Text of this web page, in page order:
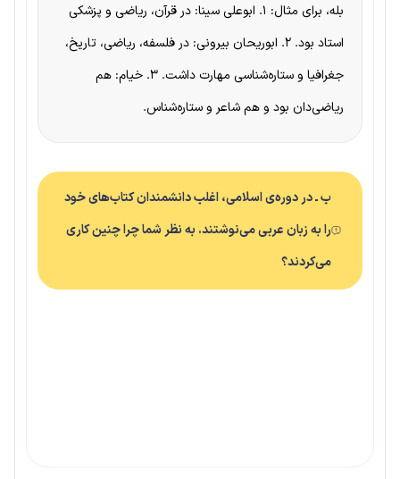
بله، برای مثال: ۱. ابوعلی سینا: در قرآن، ریاضی و پزشکی
استاد بود. ۲. ابوریحان بیرونی: در فلسفه، ریاضی، تاریخ،
جغرافیا و ستاره‌شناسی مهارت داشت. ۳. خیام: هم
ریاضی‌دان بود و هم شاعر و ستاره‌شناس.
ب ـ در دوره‌ی اسلامی، اغلب دانشمندان کتاب‌های خود
را به زبان عربی می‌نوشتند. به نظر شما چرا چنین کاری
می‌کردند؟